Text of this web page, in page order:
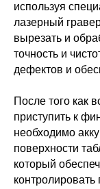
используя
лазерный
вырезать и
точность и
дефектов и
После того как
приступить к
необходимо
поверхности
который